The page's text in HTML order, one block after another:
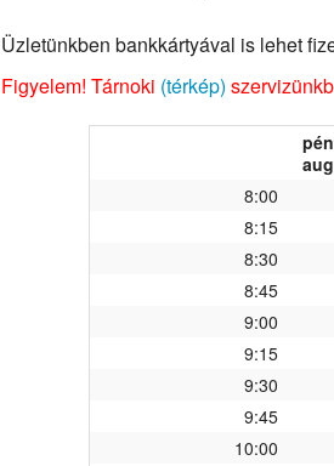
Üzletünkben bankkártyával is lehet
Figyelem! Tárnoki (térkép)
8:00
8:15
8:30
8:45
9:00
9:15
9:30
9:45
10:00